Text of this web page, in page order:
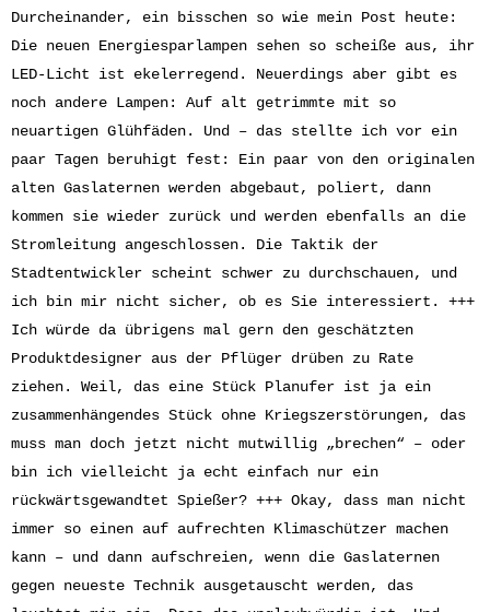
Durcheinander, ein bisschen so wie mein Post heute:
Die neuen Energiesparlampen sehen so scheiße aus, ihr
LED-Licht ist ekelerregend. Neuerdings aber gibt es
noch andere Lampen: Auf alt getrimmte mit so
neuartigen Glühfäden. Und – das stellte ich vor ein
paar Tagen beruhigt fest: Ein paar von den originalen
alten Gaslaternen werden abgebaut, poliert, dann
kommen sie wieder zurück und werden ebenfalls an die
Stromleitung angeschlossen. Die Taktik der
Stadtentwickler scheint schwer zu durchschauen, und
ich bin mir nicht sicher, ob es Sie interessiert. +++
Ich würde da übrigens mal gern den geschätzten
Produktdesigner aus der Pflüger drüben zu Rate
ziehen. Weil, das eine Stück Planufer ist ja ein
zusammenhängendes Stück ohne Kriegszerstörungen, das
muss man doch jetzt nicht mutwillig „brechen“ – oder
bin ich vielleicht ja echt einfach nur ein
rückwärtsgewandtet Spießer? +++ Okay, dass man nicht
immer so einen auf aufrechten Klimaschützer machen
kann – und dann aufschreien, wenn die Gaslaternen
gegen neueste Technik ausgetauscht werden, das